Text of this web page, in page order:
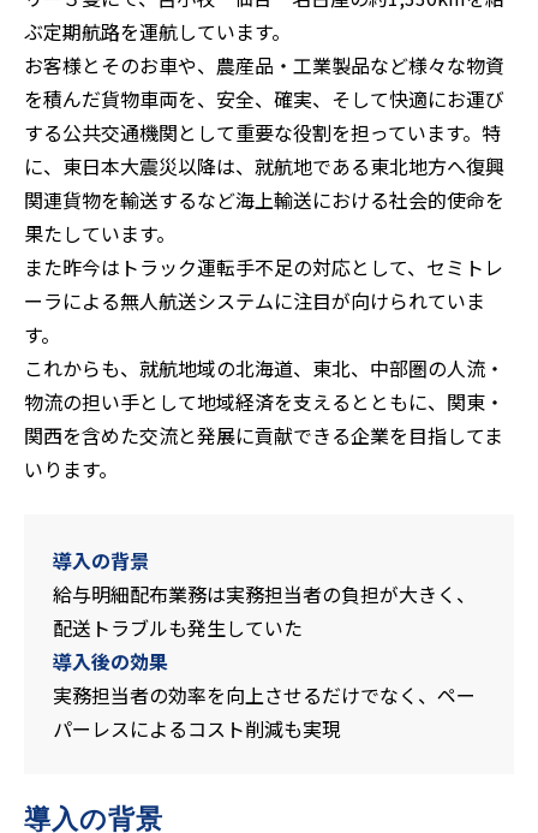
ぶ定期航路を運航しています。
お客様とそのお車や、農産品・工業製品など様々な物資
を積んだ貨物車両を、安全、確実、そして快適にお運び
する公共交通機関として重要な役割を担っています。特
に、東日本大震災以降は、就航地である東北地方へ復興
関連貨物を輸送するなど海上輸送における社会的使命を
果たしています。
また昨今はトラック運転手不足の対応として、セミトレ
ーラによる無人航送システムに注目が向けられていま
す。
これからも、就航地域の北海道、東北、中部圏の人流・
物流の担い手として地域経済を支えるとともに、関東・
関西を含めた交流と発展に貢献できる企業を目指してま
いります。
導入の背景
給与明細配布業務は実務担当者の負担が大きく、
配送トラブルも発生していた
導入後の効果
実務担当者の効率を向上させるだけでなく、ペー
パーレスによるコスト削減も実現
導入の背景